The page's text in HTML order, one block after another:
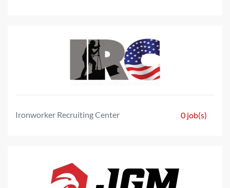
Ironworker Recruiting Center 0 job(s)